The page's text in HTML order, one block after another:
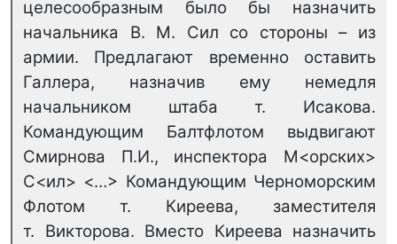
целесообразным было бы назначить
начальника В. М. Сил со стороны – из
армии. Предлагают временно оставить
Галлера, назначив ему немедля
начальником штаба т. Исакова.
Командующим Балтфлотом выдвигают
Смирнова П.И., инспектора М<орских>
С<ил> <…> Командующим Черноморским
Флотом т. Киреева, заместителя
т. Викторова. Вместо Киреева назначить